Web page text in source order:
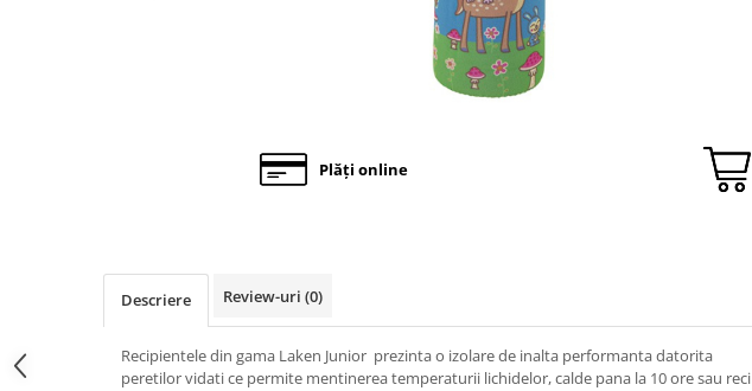
Oja Barbie Snails
Tatuaje fata copii
Plăți online
Descriere Review-uri (0)
Recipientele din gama Laken Junior prezinta o izolare de inalta performanta datorita
peretilor vidati ce permite mentinerea temperaturii lichidelor, calde pana la 10 ore sau reci